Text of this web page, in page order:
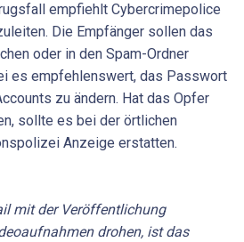
empfiehlt Cybercrimepolice
Die Empfänger sollen das
oder in den Spam-Ordner
es empfehlenswert, das Passwort
zu ändern. Hat das Opfer
sollte es bei der örtlichen
Anzeige erstatten.
mit der Veröffentlichung
drohen, ist das